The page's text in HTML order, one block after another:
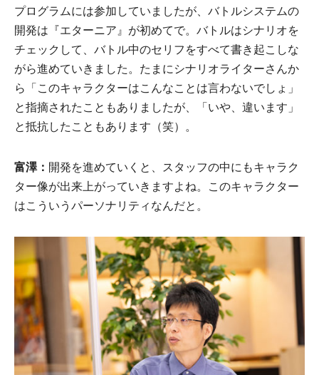
プログラムには参加していましたが、バトルシステムの
開発は『エターニア』が初めてで。バトルはシナリオを
チェックして、バトル中のセリフをすべて書き起こしな
がら進めていきました。たまにシナリオライターさんか
ら「このキャラクターはこんなことは言わないでしょ」
と指摘されたこともありましたが、「いや、違います」
と抵抗したこともあります（笑）。
富澤： 開発を進めていくと、スタッフの中にもキャラク
ター像が出来上がっていきますよね。このキャラクター
はこういうパーソナリティなんだと。